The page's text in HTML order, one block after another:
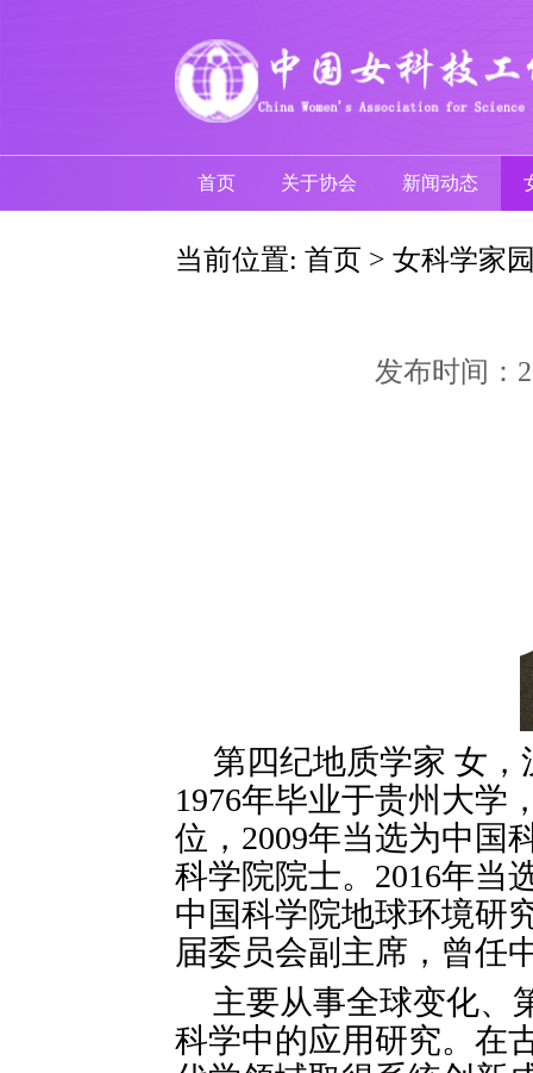
首页 关于协会 新闻动态
当前位置: 首页 > 女科学家
发布时间：
第四纪地质学家 女，
1976年毕业于贵州大学
位，2009年当选为中国
科学院院士。2016年当
中国科学院地球环境研
届委员会副主席，曾任
主要从事全球变化、
科学中的应用研究。在